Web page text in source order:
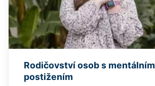
Rodičovství osob s mentálním
postižením